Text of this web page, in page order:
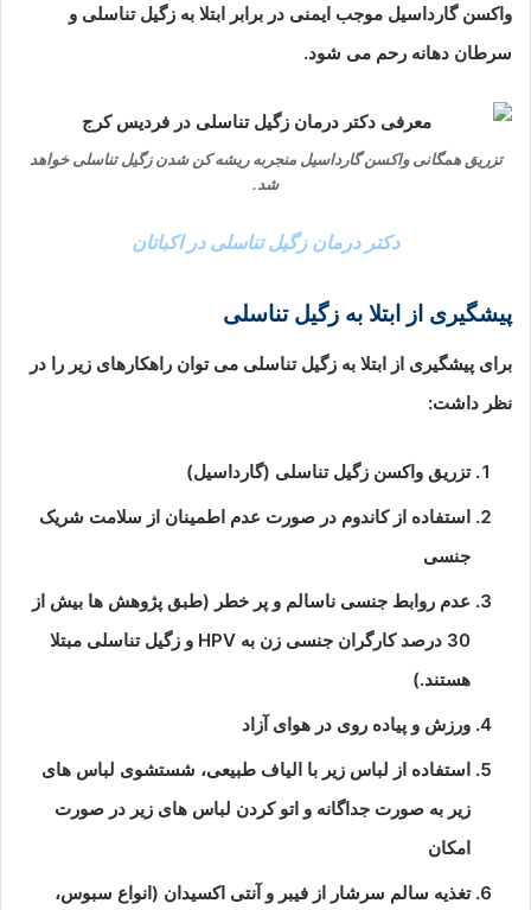
واکسن گارداسیل موجب ایمنی در برابر ابتلا به زگیل تناسلی و
سرطان دهانه رحم می شود.
تزریق همگانی واکسن گارداسیل منجربه ریشه کن شدن زگیل تناسلی خواهد
شد.
دکتر درمان زگیل تناسلی در اکباتان
پیشگیری از ابتلا به زگیل تناسلی
برای پیشگیری از ابتلا به زگیل تناسلی می توان راهکارهای زیر را در
نظر داشت:
تزریق واکسن زگیل تناسلی (گارداسیل)
استفاده از کاندوم در صورت عدم اطمینان از سلامت شریک
جنسی
عدم روابط جنسی ناسالم و پر خطر (طبق پژوهش ها بیش از
30 درصد کارگران جنسی زن به HPV و زگیل تناسلی مبتلا
هستند.)
ورزش و پیاده روی در هوای آزاد
استفاده از لباس زیر با الیاف طبیعی، شستشوی لباس های
زیر به صورت جداگانه و اتو کردن لباس های زیر در صورت
امکان
تغذیه سالم سرشار از فیبر و آنتی اکسیدان (انواع سبوس،